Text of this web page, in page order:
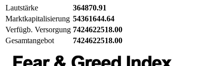
Lautstärke
364870.91
Marktkapitalisierung 54361644.64
Verfügb. Versorgung 7424622518.00
Gesamtangebot
7424622518.00